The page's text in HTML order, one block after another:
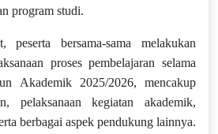
program studi.
peserta bersama-sama melakukan
proses pembelajaran selama
Akademik 2025/2026, mencakup
pelaksanaan kegiatan akademik,
berbagai aspek pendukung lainnya.